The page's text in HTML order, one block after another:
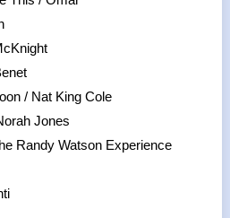
/ Nat King Cole
Jones
Randy Watson Experience